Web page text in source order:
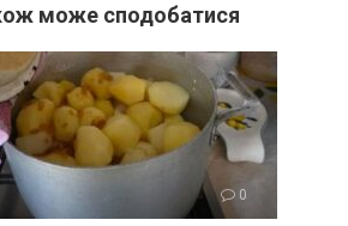
може сподобатися
0